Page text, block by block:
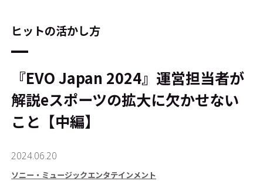
ヒットの活かし方
『EVO Japan 2024』運営担当者が
解説――eスポーツの拡大に欠かせない
こと【中編】
2024.06.20
ソニー・ミュージックエンタテインメント